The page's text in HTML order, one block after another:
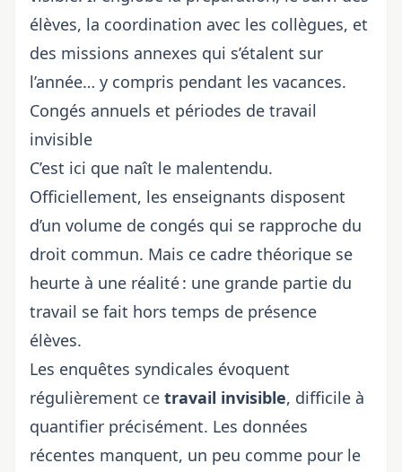
élèves, la coordination avec les collègues, et
des missions annexes qui s’étalent sur
l’année… y compris pendant les vacances.
Congés annuels et périodes de travail
invisible
C’est ici que naît le malentendu.
Officiellement, les enseignants disposent
d’un volume de congés qui se rapproche du
droit commun. Mais ce cadre théorique se
heurte à une réalité : une grande partie du
travail se fait hors temps de présence
élèves.
Les enquêtes syndicales évoquent
régulièrement ce travail invisible, difficile à
quantifier précisément. Les données
récentes manquent, un peu comme pour le